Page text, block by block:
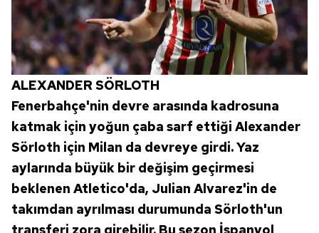
ALEXANDER SÖRLOTH
Fenerbahçe'nin devre arasında kadrosuna
katmak için yoğun çaba sarf ettiği Alexander
Sörloth için Milan da devreye girdi. Yaz
aylarında büyük bir değişim geçirmesi
beklenen Atletico'da, Julian Alvarez'in de
takımdan ayrılması durumunda Sörloth'un